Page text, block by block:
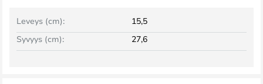
Leveys (cm):
15,5
Syvyys (cm):
27,6